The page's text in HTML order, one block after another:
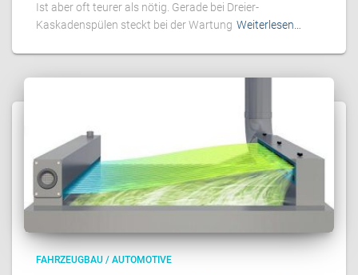
Ist aber oft teurer als nötig. Gerade bei Dreier-
Kaskadenspülen steckt bei der Wartung Weiterlesen…
FAHRZEUGBAU / AUTOMOTIVE